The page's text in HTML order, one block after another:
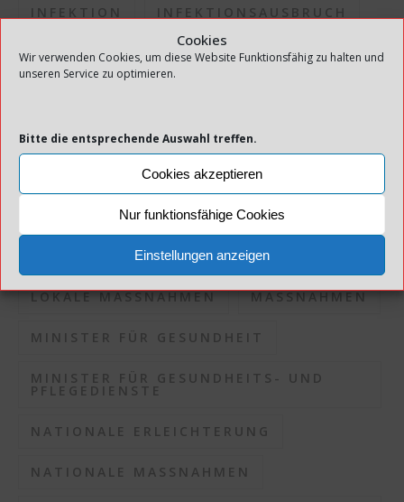
Cookies
Wir verwenden Cookies, um diese Website Funktionsfähig zu halten und
unseren Service zu optimieren.
Bitte die entsprechende Auswahl treffen.
Cookies akzeptieren
Nur funktionsfähige Cookies
Einstellungen anzeigen
INFEKTION INFEKTIONSAUSBRUCH
INFEKTIONSDRUCK
INFEKTIONSRISIKO
INFEKTIONSSITUATION KOMMUNEN
KORONAPANDEMIE
KORONASITUATION
LOKALE MASSNAHMEN MASSNAHMEN
MINISTER FÜR GESUNDHEIT
MINISTER FÜR GESUNDHEITS- UND
PFLEGEDIENSTE
NATIONALE ERLEICHTERUNG
NATIONALE MASSNAHMEN